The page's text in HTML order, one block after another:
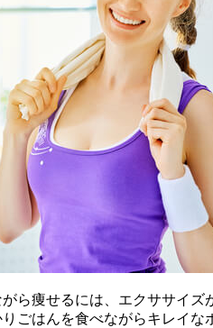
ら痩せるには、エクササイ
ごはんを食べながらキレイな